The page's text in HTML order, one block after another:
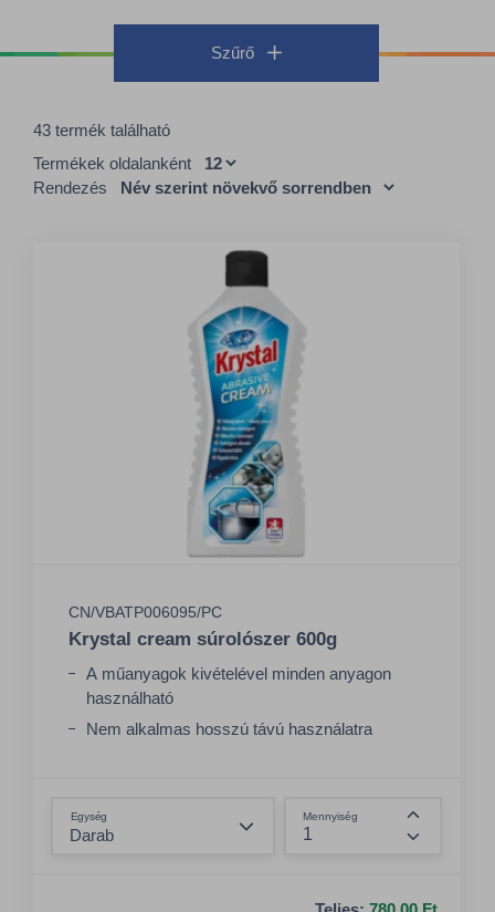
Szűrő
43 termék található
Termékek oldalanként
Rendezés
CN/VBATP006095/PC
Krystal cream súrolószer 600g
A műanyagok kivételével minden anyagon
használható
Nem alkalmas hosszú távú használatra
Egység Mennyiség
Összeg